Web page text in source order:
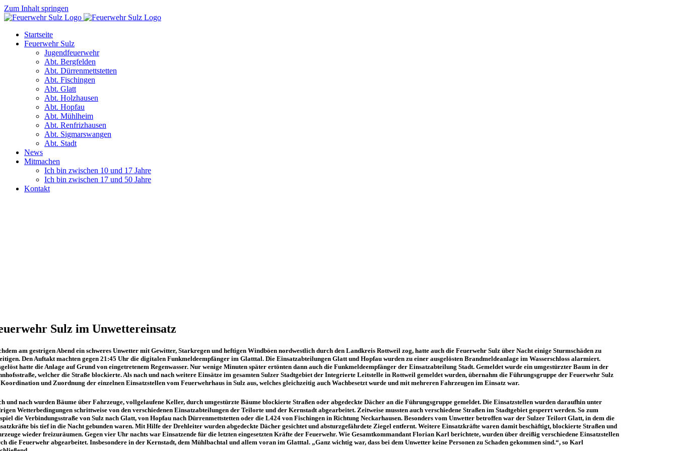
Zum Inhalt springen
Startseite
Feuerwehr Sulz
Jugendfeuerwehr
Abt. Bergfelden
Abt. Dürrenmettstetten
Abt. Fischingen
Abt. Glatt
Abt. Holzhausen
Abt. Hopfau
Abt. Mühlheim
Abt. Renfrizhausen
Abt. Sigmarswangen
Abt. Stadt
News
Mitmachen
Ich bin zwischen 10 und 17 Jahre
Ich bin zwischen 17 und 50 Jahre
Kontakt
Sulz im Unwettereinsatz
am gestrigen Abend ein schweres Unwetter mit Gewitter, Starkregen und heftigen Windböen nordwestlich durch den Landkreis Rottweil zog, hatte auch die Feuerwehr Sulz über Nacht einige Sturmschäden zu
Den Auftakt machten gegen 21:45 Uhr die digitalen Funkmeldeempfänger im Glatttal. Die Einsatzabteilungen Glatt und Hopfau wurden zu einer ausgelösten Brandmeldeanlage im Wasserschloss alarmiert.
hatte die Anlage auf Grund von eingetretenem Regenwasser. Nur wenige Minuten später ertönten dann auch die Funkmeldeempfänger der Einsatzabteilung Stadt. Gemeldet wurde ein umgestürzter Baum in der
welcher die Straße blockierte. Als nach und nach weitere Einsätze im gesamten Sulzer Stadtgebiet der Integrierte Leitstelle in Rottweil gemeldet wurden, übernahm die Führungsgruppe der Feuerwehr Sulz
und Zuordnung der einzelnen Einsatzstellen vom Feuerwehrhaus in Sulz aus, welches gleichzeitig auch Wachbesetzt wurde und mit mehreren Fahrzeugen im Einsatz war.
und nach wurden Bäume über Fahrzeuge, vollgelaufene Keller, durch umgestürzte Bäume blockierte Straßen oder abgedeckte Dächer an die Führungsgruppe gemeldet. Die Einsatzstellen wurden daraufhin unter
Wetterbedingungen schrittweise von den verschiedenen Einsatzabteilungen der Teilorte und der Kernstadt abgearbeitet. Zeitweise mussten auch verschiedene Straßen im Stadtgebiet gesperrt werden. So zum
die Verbindungsstraße von Sulz nach Glatt, von Hopfau nach Dürrenmettstetten oder die L424 von Fischingen in Richtung Neckarhausen. Besonders vom Unwetter betroffen war der Sulzer Teilort Glatt, in dem die
bis tief in die Nacht gebunden waren. Mit Hilfe der Drehleiter wurden abgedeckte Dächer gesichtet und absturzgefährdete Ziegel entfernt. Weitere Einsatzkräfte waren damit beschäftigt, blockierte Straßen und
wieder freizuräumen. Gegen vier Uhr nachts war Einsatzende für die letzten eingesetzten Kräfte der Feuerwehr. Wie Gesamtkommandant Florian Karl berichtete, wurden über dreißig verschiedene Einsatzstellen
die Feuerwehr abgearbeitet. Insbesondere in der Kernstadt, dem Mühlbachtal und allem voran im Glatttal. „Ganz wichtig war, dass bei dem Unwetter keine Personen zu Schaden gekommen sind.“, so Karl